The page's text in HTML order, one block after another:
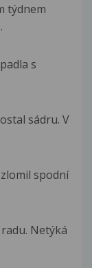
týdnem
s
sádru. V
spodní
Netýká